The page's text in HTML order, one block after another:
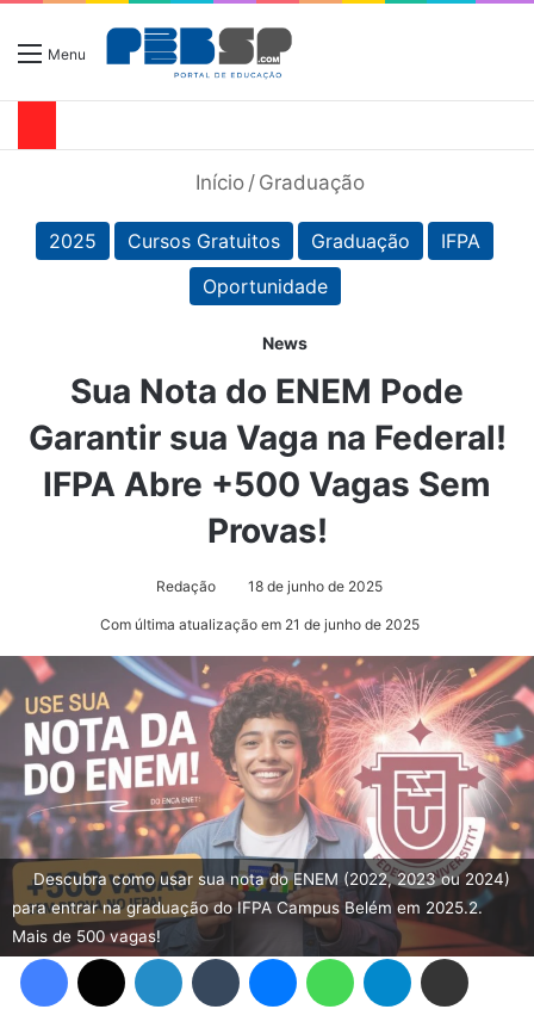
Menu
Início / Graduação
2025 Cursos Gratuitos Graduação
IFPA
Oportunidade
News
Sua Nota do ENEM Pode
Garantir sua Vaga na Federal!
IFPA Abre +500 Vagas Sem
Provas!
Redação 18 de junho de 2025
Com última atualização em 21 de junho de 2025
Descubra como usar sua nota do ENEM (2022, 2023 ou 2024)
para entrar na graduação do IFPA Campus Belém em 2025.2.
Mais de 500 vagas!
Facebook X Linkedin Tumblr Messenger WhatsApp Telegram Compartilhar via e-mail